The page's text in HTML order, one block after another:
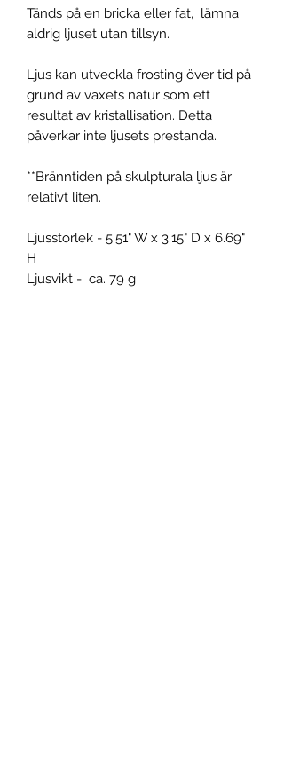
Tänds på en bricka eller fat, lämna
aldrig ljuset utan tillsyn.
Ljus kan utveckla frosting över tid på
grund av vaxets natur som ett
resultat av kristallisation. Detta
påverkar inte ljusets prestanda.
**Bränntiden på skulpturala ljus är
relativt liten.
Ljusstorlek - 5.51" W x 3.15" D x 6.69"
H
Ljusvikt - ca. 79 g